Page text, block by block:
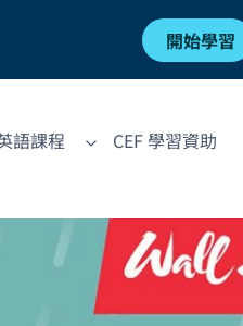
開始學習
語課程 CEF 學習資助